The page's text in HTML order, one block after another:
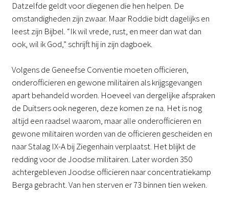
Datzelfde geldt voor diegenen die hen helpen. De
omstandigheden zijn zwaar. Maar Roddie bidt dagelijks en
leest zijn Bijbel. “Ik wil vrede, rust, en meer dan wat dan
ook, wil ik God,” schrijft hij in zijn dagboek.
Volgens de Geneefse Conventie moeten officieren,
onderofficieren en gewone militairen als krijgsgevangen
apart behandeld worden. Hoeveel van dergelijke afspraken
de Duitsers ook negeren, deze komen ze na. Het is nog
altijd een raadsel waarom, maar alle onderofficieren en
gewone militairen worden van de officieren gescheiden en
naar Stalag IX-A bij Ziegenhain verplaatst. Het blijkt de
redding voor de Joodse militairen. Later worden 350
achtergebleven Joodse officieren naar concentratiekamp
Berga gebracht. Van hen sterven er 73 binnen tien weken.